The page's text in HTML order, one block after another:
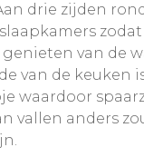
drie zijden
van de
van de keuken
waardoor
vallen anders